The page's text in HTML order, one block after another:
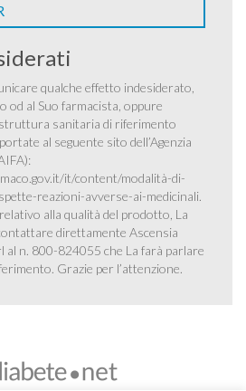
qualche effetto indesiderato,
od al Suo farmacista, oppure
sanitaria di riferimento
al seguente sito dell’Agenzia
it/content/modalità-di-
reazioni-avverse-ai-medicinali.
alla qualità del prodotto, La
direttamente Ascensia
al n. 800-824055 che La farà parlare
Grazie per l’attenzione.